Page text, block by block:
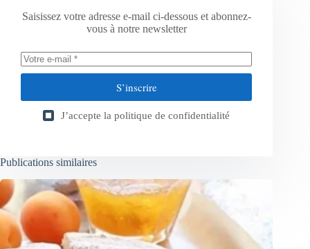
Saisissez votre adresse e-mail ci-dessous et abonnez-
vous à notre newsletter
S’inscrire
J’accepte la politique de confidentialité
Publications similaires